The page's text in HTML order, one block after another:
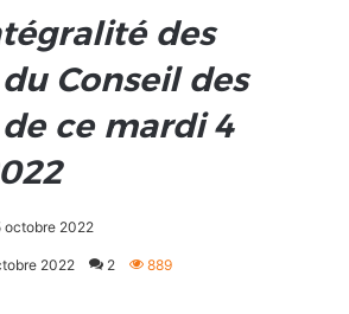
des
Conseil des
ce mardi 4
octobre 2022
2022 2 889